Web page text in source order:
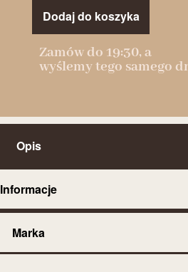
Dodaj do koszyka
Zamów do 19:30, a
wyślemy tego samego
Opis
Informacje
Marka